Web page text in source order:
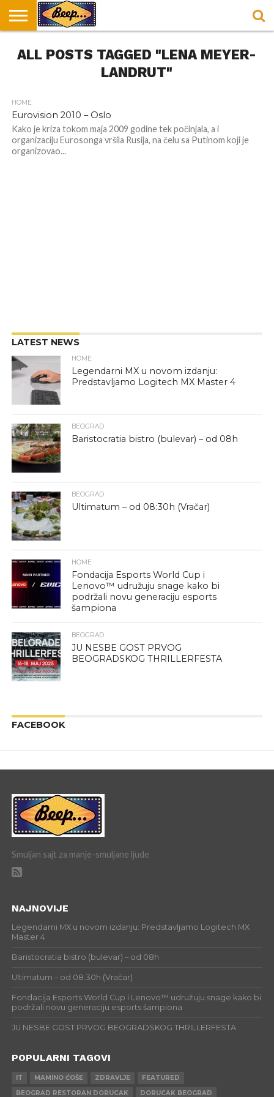
DORUČAK
U
SVAKODNEVICA
ENTERTAINMENT
LOKACIJE
ZA
HRANA I
RECEPTI
NEPUSACKI
LOKALI
ALL POSTS TAGGED "LENA MEYER-
LANDRUT"
HOME
Eurovision 2010 – Oslo
Kako je kriza tokom maja 2009 godine tek počinjala, a i
organizaciju Eurosonga vršila Rusija, na čelu sa Putinom koji je
organizovao...
LATEST NEWS
HOME
Legendarni MX u novom izdanju:
Predstavljamo Logitech MX Master 4
BEOGRAD
Baristocratia bistro (bulevar) – od 08h
BEOGRAD
Ultimatum – od 08:30h (Vračar)
HOME
Fondacija Esports World Cup i
Lenovo™ udružuju snage kako bi
podržali novu generaciju esports
šampiona
BEOGRAD
JU NESBE GOST PRVOG
BEOGRADSKOG THRILLERFESTA
FACEBOOK
Smuljan sajt za manje-smuljane ljude
NAJNOVIJE
Legendarni MX u novom izdanju: Predstavljamo Logitech MX
Master 4
Baristocratia bistro (bulevar) – od 08h
Ultimatum – od 08:30h (Vračar)
Fondacija Esports World Cup i Lenovo™ udružuju snage kako bi
podržali novu generaciju esports šampiona
JU NESBE GOST PRVOG BEOGRADSKOG THRILLERFESTA
POPULARNI TAGOVI
IT MAMINO ĆOŠE ZDRAVLJE
FEATURED
BEOGRAD RESTORAN DORUCAK
DORUCAK BEOGRAD